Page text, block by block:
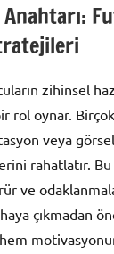
Anahtarı:
zihinsel
rol oynar.
veya
rahatlatır.
ve
çıkmadan